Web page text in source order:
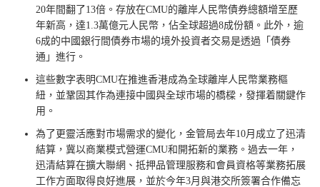
20年間翻了13倍。存放在CMU的離岸人民幣債券總額增至歷
年新高，達1.3萬億元人民幣，佔全球超過8成份額。此外，逾
6成的中國銀行間債券市場的境外投資者交易是透過「債券
通」進行。
這些數字表明CMU在推進香港成為全球離岸人民幣業務樞
紐，並鞏固其作為連接中國與全球市場的橋樑，發揮着關鍵作
用。
為了更靈活應對市場需求的變化，金管局去年10月成立了迅清
結算，冀以商業模式營運CMU和開拓新的業務。過去一年，
迅清結算在擴大聯網、抵押品管理服務和會員資格等業務拓展
工作方面取得良好進展，並於今年3月與港交所簽署合作備忘